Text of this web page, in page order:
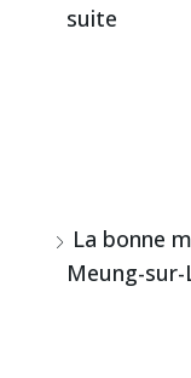
suite
La bonne
Meung-